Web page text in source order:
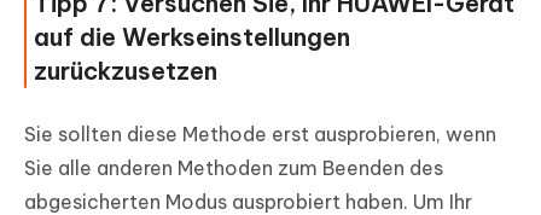
auf die Werkseinstellungen
zurückzusetzen
Sie sollten diese Methode erst ausprobieren, wenn
Sie alle anderen Methoden zum Beenden des
abgesicherten Modus ausprobiert haben. Um Ihr